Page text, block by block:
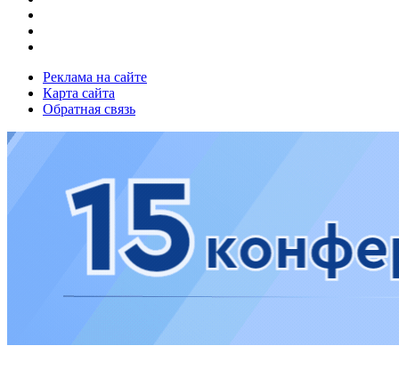
Реклама на сайте
Карта сайта
Обратная связь